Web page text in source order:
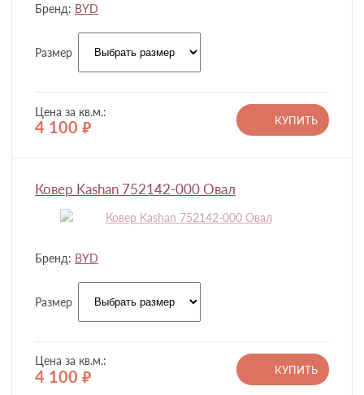
Бренд: BYD
Размер
Цена за кв.м.:
4 100 руб.
КУПИТЬ
Ковер Kashan 752142-000 Овал
Бренд: BYD
Размер
Цена за кв.м.:
4 100 руб.
КУПИТЬ